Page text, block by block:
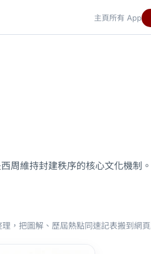
主頁所有 App
周維持封建秩序的核心文化機制。
，把圖解、歷屆熱點同速記表搬到網